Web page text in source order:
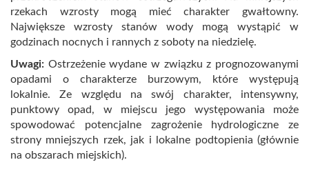
rzekach wzrosty mogą mieć charakter gwałtowny.
Największe wzrosty stanów wody mogą wystąpić w
godzinach nocnych i rannych z soboty na niedzielę.
Uwagi: Ostrzeżenie wydane w związku z prognozowanymi
opadami o charakterze burzowym, które występują
lokalnie. Ze względu na swój charakter, intensywny,
punktowy opad, w miejscu jego występowania może
spowodować potencjalne zagrożenie hydrologiczne ze
strony mniejszych rzek, jak i lokalne podtopienia (głównie
na obszarach miejskich).